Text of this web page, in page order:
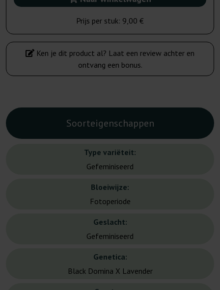
Prijs per stuk: 9,00 €
Ken je dit product al? Laat een review achter en
ontvang een bonus.
Soorteigenschappen
Type variëteit:
Gefeminiseerd
Bloeiwijze:
Fotoperiode
Geslacht:
Gefeminiseerd
Genetica:
Black Domina X Lavender